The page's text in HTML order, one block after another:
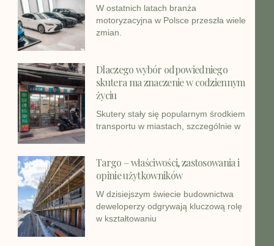
W ostatnich latach branża
motoryzacyjna w Polsce przeszła wiele
zmian.
Dlaczego wybór odpowiedniego
skutera ma znaczenie w codziennym
życiu
Skutery stały się popularnym środkiem
transportu w miastach, szczególnie w
Targo – właściwości, zastosowania i
opinie użytkowników
W dzisiejszym świecie budownictwa
deweloperzy odgrywają kluczową rolę
w kształtowaniu